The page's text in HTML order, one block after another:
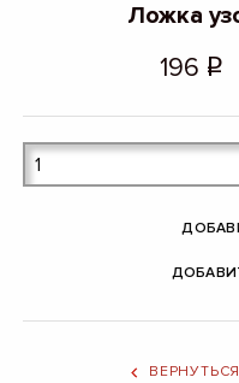
Ложка
196 q